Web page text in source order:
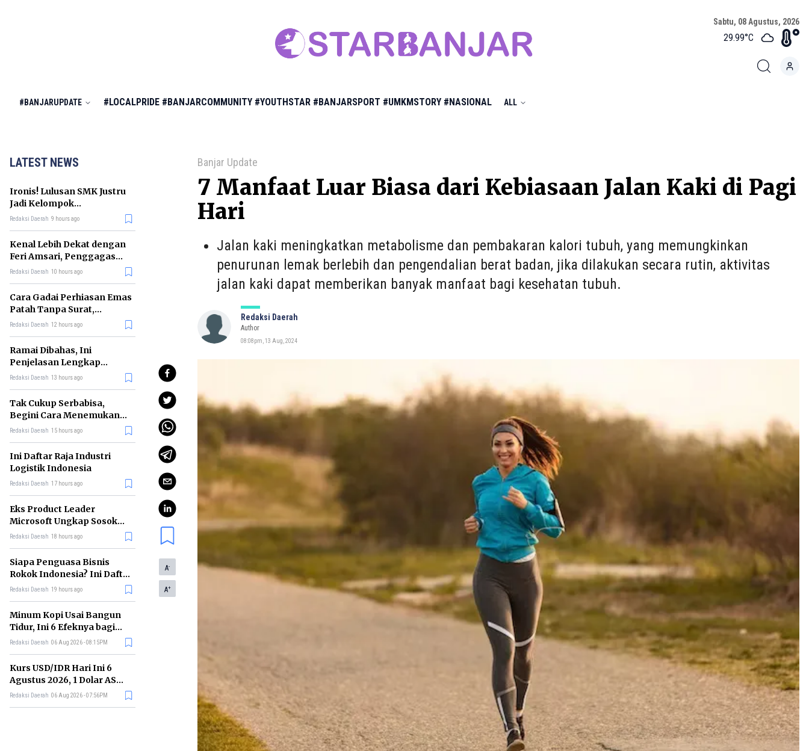
Sabtu, 08 Agustus, 2026
29.99°C
#BANJARUPDATE #LOCALPRIDE #BANJARCOMMUNITY #YOUTHSTAR #BANJARSPORT #UMKMSTORY #NASIONAL ALL
LATEST NEWS
Ironis! Lulusan SMK Justru
Jadi Kelompok
Pengangguran Terbanyak
Redaksi Daerah 9 hours ago
Kenal Lebih Dekat dengan
Feri Amsari, Penggagas
Kabinet Bayangan
Redaksi Daerah 10 hours ago
Cara Gadai Perhiasan Emas
Patah Tanpa Surat,
Ternyata Tetap Bisa!
Redaksi Daerah 12 hours ago
Ramai Dibahas, Ini
Penjelasan Lengkap
tentang Konsep Kabinet
Redaksi Daerah 13 hours ago
Tak Cukup Serbabisa,
Begini Cara Menemukan
'Spike' agar CV Dilirik HR
Redaksi Daerah 15 hours ago
Ini Daftar Raja Industri
Logistik Indonesia
Redaksi Daerah 17 hours ago
Eks Product Leader
Microsoft Ungkap Sosok
yang Paling Cocok
Redaksi Daerah 18 hours ago
Siapa Penguasa Bisnis
Rokok Indonesia? Ini Daftar
Perusahaan Terbesarnya
Redaksi Daerah 19 hours ago
Minum Kopi Usai Bangun
Tidur, Ini 6 Efeknya bagi
Kesehatan Tubuh
Redaksi Daerah 06 Aug 2026 - 08:15PM
Kurs USD/IDR Hari Ini 6
Agustus 2026, 1 Dolar AS
Kini Berapa Rupiah?
Redaksi Daerah 06 Aug 2026 - 07:56PM
Banjar Update
7 Manfaat Luar Biasa dari Kebiasaan Jalan Kaki di Pagi
Hari
Jalan kaki meningkatkan metabolisme dan pembakaran kalori tubuh, yang memungkinkan
penurunan lemak berlebih dan pengendalian berat badan, jika dilakukan secara rutin, aktivitas
jalan kaki dapat memberikan banyak manfaat bagi kesehatan tubuh.
Redaksi Daerah
Author
08:08pm, 13 Aug, 2024
A-
A+